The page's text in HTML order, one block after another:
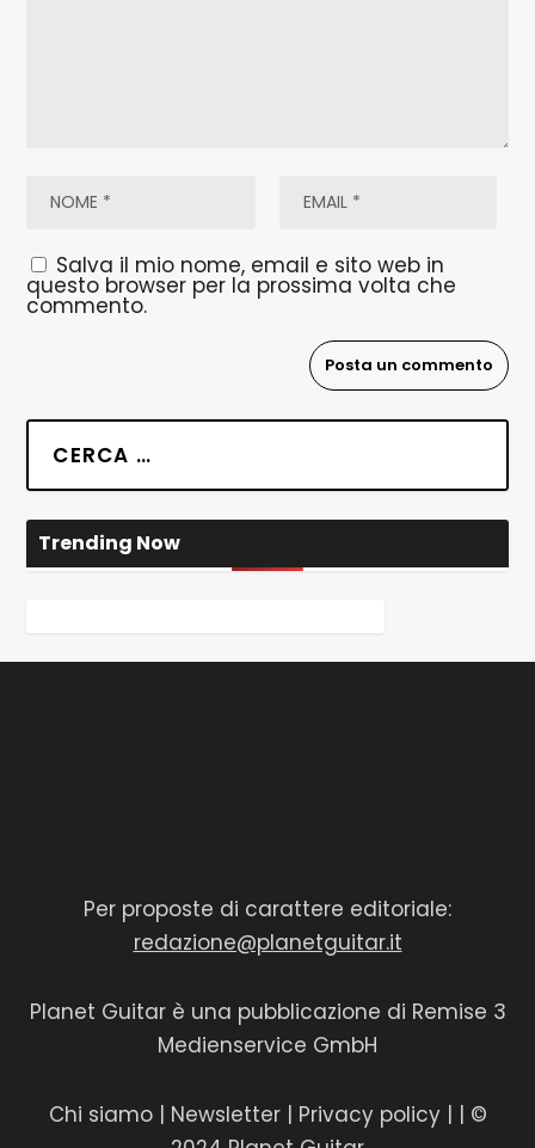
Salva il mio nome, email e sito web in
questo browser per la prossima volta che
commento.
Trending Now
Per proposte di carattere editoriale:
redazione@planetguitar.it
Planet Guitar è una pubblicazione di Remise 3
Medienservice GmbH
Chi siamo| Newsletter | Privacy policy| | ©